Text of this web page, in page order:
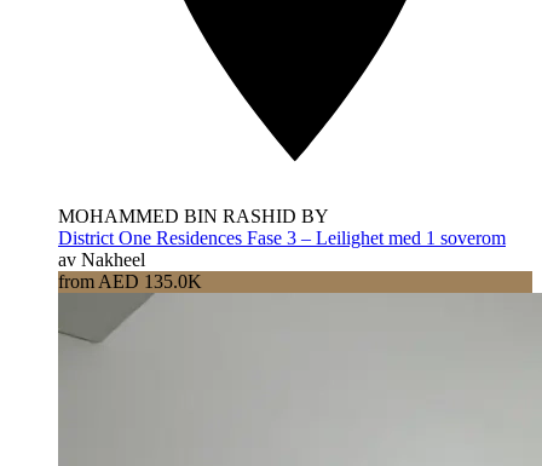
MOHAMMED BIN RASHID BY
District One Residences Fase 3 – Leilighet med 1 soverom
av Nakheel
from AED 135.0K